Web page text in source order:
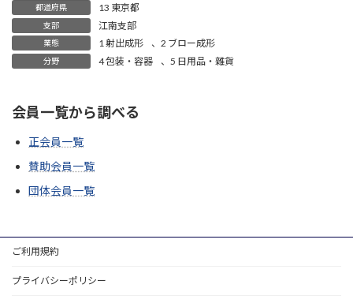
都道府県 13 東京都
支部 江南支部
業態 1 射出成形 、 2 ブロー成形
分野 4 包装・容器 、 5 日用品・雜貨
会員一覧から調べる
正会員一覧
賛助会員一覧
団体会員一覧
ご利用規約
プライバシーポリシー